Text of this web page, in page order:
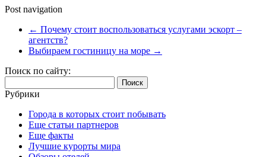
Post navigation
← Почему стоит воспользоваться услугами эскорт –
агентств?
Выбираем гостиницу на море →
Поиск по сайту:
Рубрики
Города в которых стоит побывать
Еще статьи партнеров
Еще факты
Лучшие курорты мира